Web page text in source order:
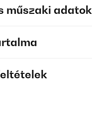
műszaki adatok